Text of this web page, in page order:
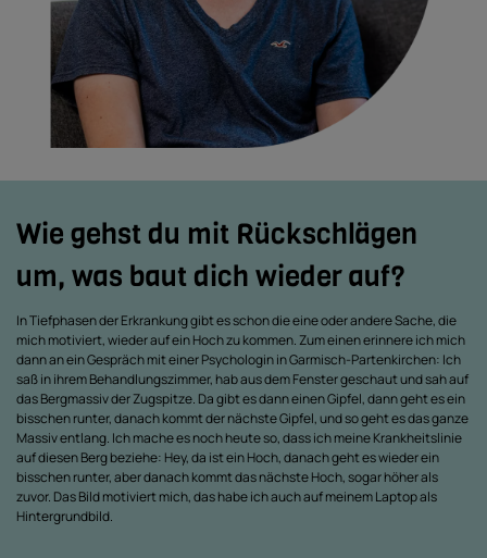
Wie gehst du mit Rückschlägen
um, was baut dich wieder auf?
In Tiefphasen der Erkrankung gibt es schon die eine oder andere Sache, die
mich motiviert, wieder auf ein Hoch zu kommen. Zum einen erinnere ich mich
dann an ein Gespräch mit einer Psychologin in Garmisch-Partenkirchen: Ich
saß in ihrem Behandlungszimmer, hab aus dem Fenster geschaut und sah auf
das Bergmassiv der Zugspitze. Da gibt es dann einen Gipfel, dann geht es ein
bisschen runter, danach kommt der nächste Gipfel, und so geht es das ganze
Massiv entlang. Ich mache es noch heute so, dass ich meine Krankheitslinie
auf diesen Berg beziehe: Hey, da ist ein Hoch, danach geht es wieder ein
bisschen runter, aber danach kommt das nächste Hoch, sogar höher als
zuvor. Das Bild motiviert mich, das habe ich auch auf meinem Laptop als
Hintergrundbild.